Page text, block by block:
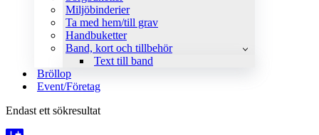
Miljöbinderier
Ta med hem/till grav
Handbuketter
Band, kort och tillbehör
Text till band
Bröllop
Event/Företag
Endast ett sökresultat